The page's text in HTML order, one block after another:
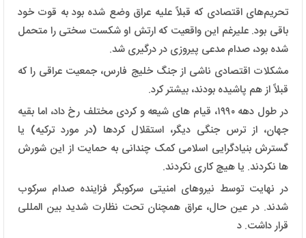
تحریم‌های اقتصادی که قبلاً علیه عراق وضع شده بود به قوت خود
باقی بود. علیرغم این واقعیت که ارتش او شکست سختی را متحمل
شده بود، صدام مدعی پیروزی در درگیری شد.
مشکلات اقتصادی ناشی از جنگ خلیج فارس، جمعیت عراقی را که
قبلاً از هم پاشیده بودند، بیشتر کرد.
در طول دهه ۱۹۹۰، قیام ‌های شیعه و کردی مختلف رخ داد، اما بقیه
جهان، از ترس جنگی دیگر، استقلال کردها (در مورد ترکیه) یا
گسترش بنیادگرایی اسلامی کمک چندانی به حمایت از این شورش
‌ها نکردند. یا هیچ کاری نکردند.
در نهایت توسط نیروهای امنیتی سرکوبگر فزاینده صدام سرکوب
شدند. در عین حال، عراق همچنان تحت نظارت شدید بین المللی
قرار داشت. د